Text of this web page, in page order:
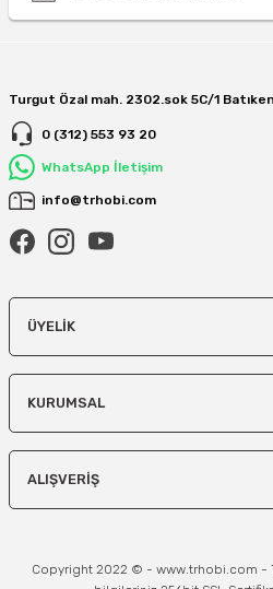
Turgut Özal mah. 2302.sok 5C/1
0 (312) 553 93 20
WhatsApp İletişim
info@trhobi.com
ÜYELIK
KURUMSAL
ALIŞVERIŞ
Copyright 2022 © - www.trhobi.com -